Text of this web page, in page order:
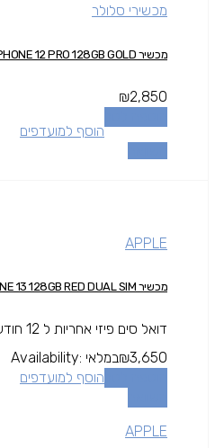
מכשירי סלולר
מכשיר IPHONE 12 PRO 128GB GOLD
₪2,850
הוסף למועדפים
APPLE
מכשיר IPHONE 13 128GB RED DUAL SIM
דואל סים פיזי אחריות ל 12 חודשים IFIX
₪3,650
Availability: במלאי
הוסף למועדפים
APPLE